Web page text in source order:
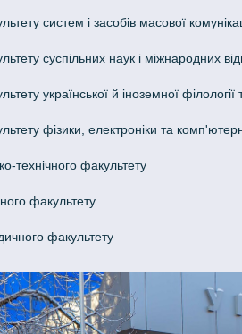
систем і засобів масової
суспільних наук і міжнародних
української й іноземної
фізики, електроніки та
технічного факультету
факультету
факультету